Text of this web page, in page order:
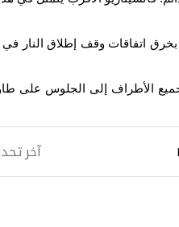
بخرق اتفاقات وقف إطلاق النار
الأطراف إلى الجلوس على
آخر